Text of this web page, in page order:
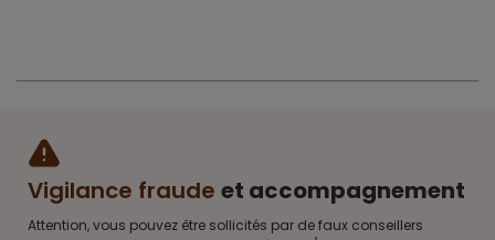
Vigilance fraude et accompagnement
Attention, vous pouvez être sollicités par de faux conseillers